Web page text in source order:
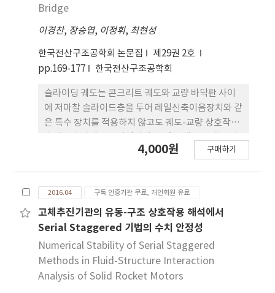
Bridge
이경찬, 장승엽, 이정휘, 최현성
한국전산구조공학회 논문집
제29권 2호
pp.169-177
한국전산구조공학회
슬라이딩 궤도는 콘크리트 궤도와 교량 바닥판 사이
에 저마찰 슬라이드층을 두어 레일신축이음장치와 같
은 특수 장치를 적용하지 않고도 궤도-교량 상호작용
스템으로 개발되고 있다. 이 논문에서는 장경간 교량
그 결과를 비교 검토하였다. 대상교량은 상호작용 효
과를 극대화하기 위하여 9경간 연속 PSC교와 2경간
연속 강합성교를 포함하며, 총 연장 1,205m, 최대 고
정지점간 거리 825m인 장경간 교량을 선정하였다.
해석결과 슬라이딩 궤도는 레일신축이음장치를 적용
한 경우보다 레일 부가 축력이 더 작은 것은 물론, 지
점부에 재하되는 수평 반력 또한 작게 나타나 궤도-교
4,000원 구매하기
2016.04 구독 인증기관 무료, 개인회원 유료
고체추진기관의 유동-구조 상호작용 해석에서
Serial Staggered 기법의 수치 안정성
Numerical Stability of Serial Staggered
Methods in Fluid-Structure Interaction
Analysis of Solid Rocket Motors